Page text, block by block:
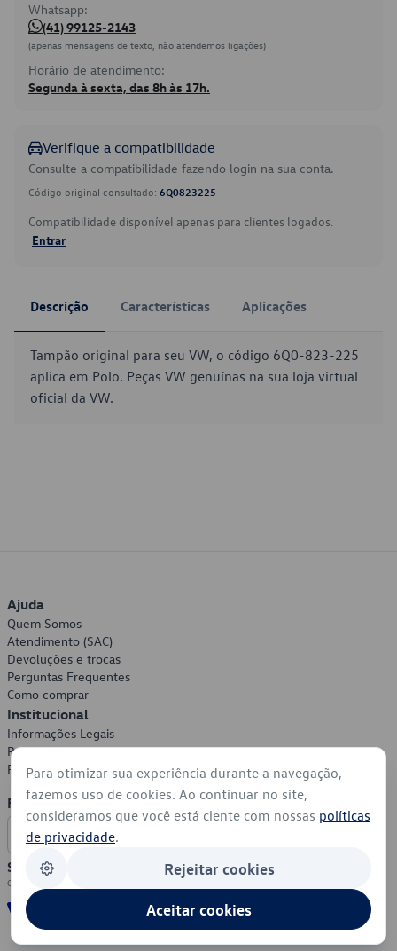
Whatsapp:
(41) 99125-2143
(apenas mensagens de texto, não atendemos ligações)
Horário de atendimento:
Segunda à sexta, das 8h às 17h.
Verifique a compatibilidade
Consulte a compatibilidade fazendo login na sua conta.
Código original consultado: 6Q0823225
Compatibilidade disponível apenas para clientes logados.
Entrar
Descrição Características Aplicações
Tampão original para seu VW, o código 6Q0-823-225
aplica em Polo. Peças VW genuínas na sua loja virtual
oficial da VW.
Ajuda
Quem Somos
Atendimento (SAC)
Devoluções e trocas
Perguntas Frequentes
Como comprar
Institucional
Informações Legais
Política de Privacidade
Política de Cookies
Formas de Pagamento
Segurança
Para otimizar sua experiência durante a navegação,
fazemos uso de cookies. Ao continuar no site,
consideramos que você está ciente com nossas políticas
de privacidade.
Rejeitar cookies
Aceitar cookies